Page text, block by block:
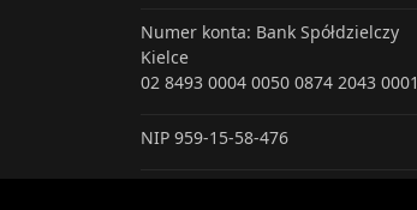
Numer konta: Bank Spółdzielczy
Kielce
02 8493 0004 0050 0874 2043 0001
NIP 959-15-58-476